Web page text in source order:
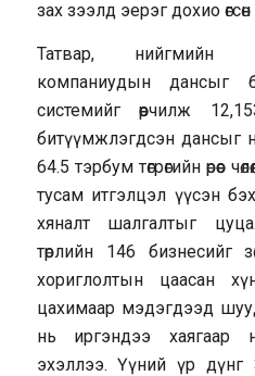
зах зээлд эерэг дохио
Татвар, нийгмийн
компаниудын дансыг
системийг өөрчилж
битүүмжлэгдсэн дансыг
64.5 тэрбум төгрөгийн өрөөс
тусам итгэлцэл үүсэн
хяналт шалгалтыг
төрлийн 146 бизнесийг
хориглолтын цаасан
цахимаар мэдэгдээд
нь иргэндээ хаягаар
эхэллээ. Үүний үр дүнг